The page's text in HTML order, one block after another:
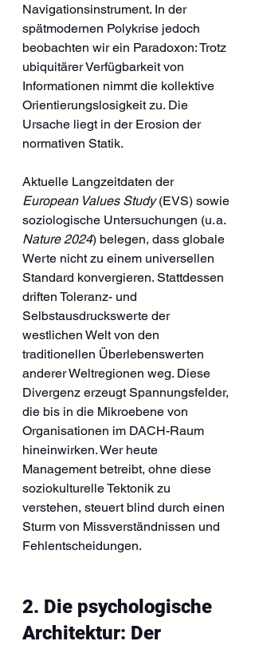
Navigationsinstrument. In der
spätmodernen Polykrise jedoch
beobachten wir ein Paradoxon: Trotz
ubiquitärer Verfügbarkeit von
Informationen nimmt die kollektive
Orientierungslosigkeit zu. Die
Ursache liegt in der Erosion der
normativen Statik.
Aktuelle Langzeitdaten der
European Values Study (EVS) sowie
soziologische Untersuchungen (u. a.
Nature 2024) belegen, dass globale
Werte nicht zu einem universellen
Standard konvergieren. Stattdessen
driften Toleranz- und
Selbstausdruckswerte der
westlichen Welt von den
traditionellen Überlebenswerten
anderer Weltregionen weg. Diese
Divergenz erzeugt Spannungsfelder,
die bis in die Mikroebene von
Organisationen im DACH-Raum
hineinwirken. Wer heute
Management betreibt, ohne diese
soziokulturelle Tektonik zu
verstehen, steuert blind durch einen
Sturm von Missverständnissen und
Fehlentscheidungen.
2. Die psychologische
Architektur: Der